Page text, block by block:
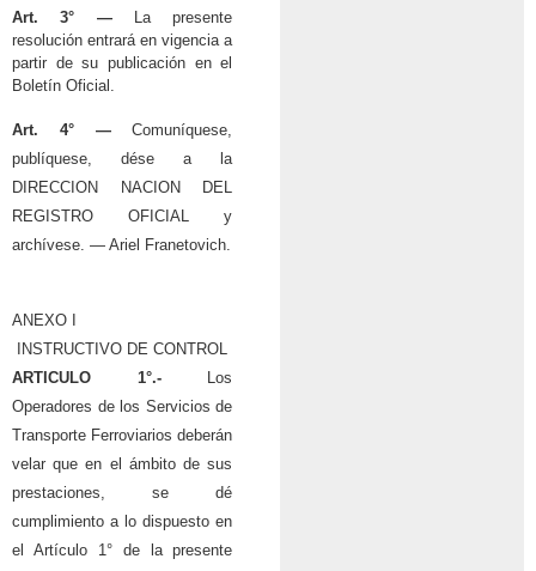
Art. 3° —La presente
resolución entrará en vigencia a
partir de su publicación en el
Boletín Oficial.
Art. 4° —Comuníquese,
publíquese, dése a la
DIRECCION NACION DEL
REGISTRO OFICIAL y
archívese. — Ariel Franetovich.
ANEXO I
INSTRUCTIVO DE CONTROL
ARTICULO 1°.-Los
Operadores de los Servicios de
Transporte Ferroviarios deberán
velar que en el ámbito de sus
prestaciones, se dé
cumplimiento a lo dispuesto en
el Artículo 1° de la presente